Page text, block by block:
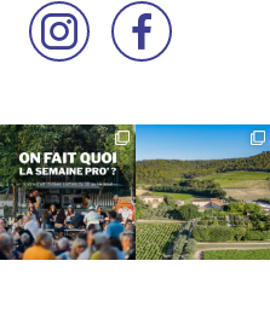
Accéder
à
Instagram
Accéder
à
Facebook